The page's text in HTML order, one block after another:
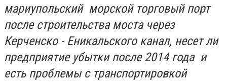
мариупольский морской торговый порт
после строительства моста через
Керченско - Еникальского канал, несет ли
предприятие убытки после 2014 года и
есть проблемы с транспортировкой